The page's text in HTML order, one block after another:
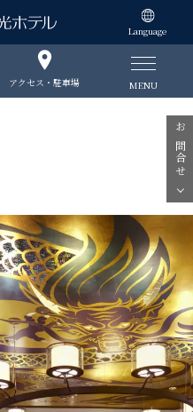
Language
アクセス・駐車場 MENU
お問合せ